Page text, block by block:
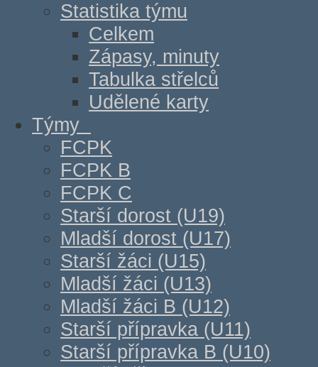
Statistika týmu
Celkem
Zápasy, minuty
Tabulka střelců
Udělené karty
Týmy
FCPK
FCPK B
FCPK C
Starší dorost (U19)
Mladší dorost (U17)
Starší žáci (U15)
Mladší žáci (U13)
Mladší žáci B (U12)
Starší přípravka (U11)
Starší přípravka B (U10)